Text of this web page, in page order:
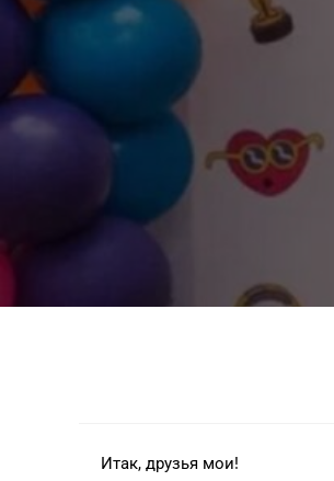
Итак, друзья мои!